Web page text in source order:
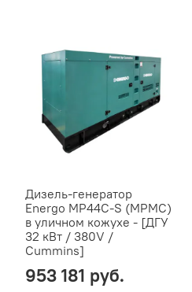
Дизель-генератор
Energo MP44C-S (MPMC)
в уличном кожухе - [ДГУ
32 кВт / 380V /
Cummins]
953 181 руб.